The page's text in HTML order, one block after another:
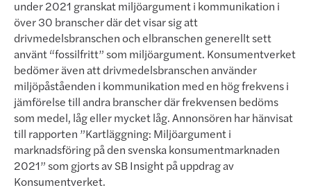
under 2021 granskat miljöargument i kommunika­tion i
över 30 branscher där det visar sig att
drivmedelsbranschen och elbranschen generellt sett
använt “fossil­fritt” som miljöargument. Konsumentverket
bedömer även att drivmedelsbranschen använder
miljöpåståenden i kommunikation med en hög frekvens i
jäm­förelse till andra branscher där frekvensen bedöms
som medel, låg eller mycket låg. Annonsören har hän­vis­at
till rapporten ”Kartläggning: Miljöargument i
marknadsföring på den svenska konsumentmarknaden
2021” som gjorts av SB Insight på uppdrag av
Konsumentverket.